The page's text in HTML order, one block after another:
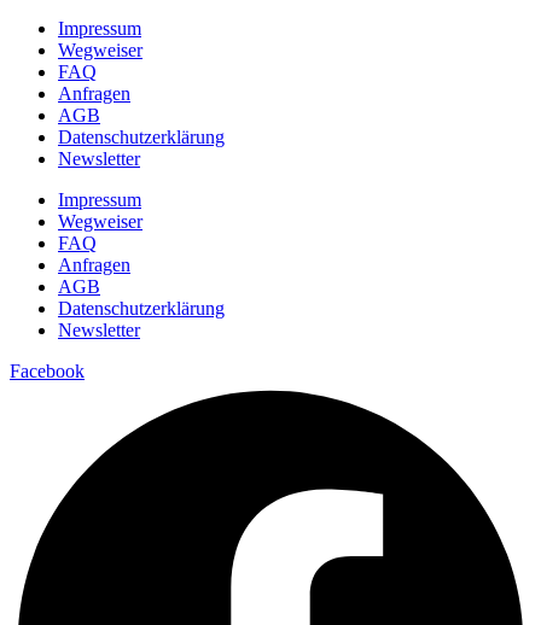
Impressum
Wegweiser
FAQ
Anfragen
AGB
Datenschutzerklärung
Newsletter
Impressum
Wegweiser
FAQ
Anfragen
AGB
Datenschutzerklärung
Newsletter
Facebook